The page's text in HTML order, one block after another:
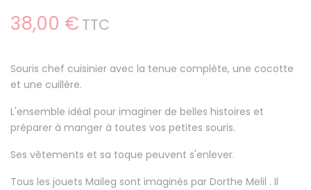
38,00 € TTC
Souris chef cuisinier avec la tenue complète, une cocotte
et une cuillère.
L'ensemble idéal pour imaginer de belles histoires et
préparer à manger à toutes vos petites souris.
Ses vêtements et sa toque peuvent s'enlever.
Tous les jouets Maileg sont imaginés par Dorthe Melil . Il